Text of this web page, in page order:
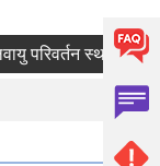
स्थानीय